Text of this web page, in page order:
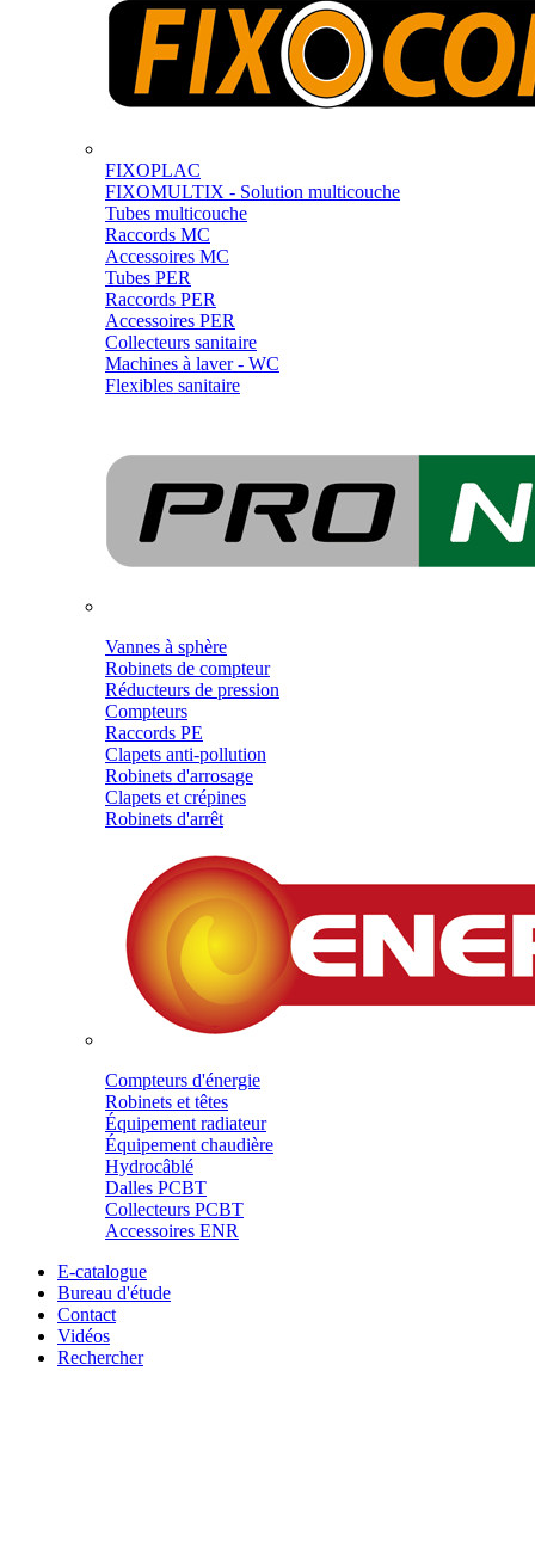
FIXOPLAC
FIXOMULTIX - Solution multicouche
Tubes multicouche
Raccords MC
Accessoires MC
Tubes PER
Raccords PER
Accessoires PER
Collecteurs sanitaire
Machines à laver - WC
Flexibles sanitaire
Vannes à sphère
Robinets de compteur
Réducteurs de pression
Compteurs
Raccords PE
Clapets anti-pollution
Robinets d'arrosage
Clapets et crépines
Robinets d'arrêt
Compteurs d'énergie
Robinets et têtes
Équipement radiateur
Équipement chaudière
Hydrocâblé
Dalles PCBT
Collecteurs PCBT
Accessoires ENR
E-catalogue
Bureau d'étude
Contact
Vidéos
Rechercher